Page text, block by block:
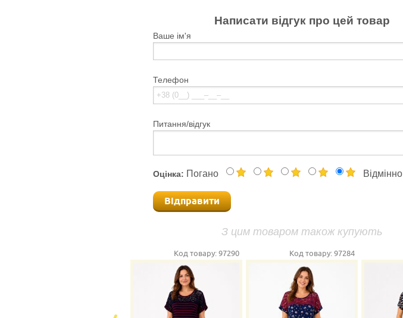
Написати відгук про цей товар
Ваше ім'я
Телефон
Питання/відгук
Оцінка: Погано Відмінно
Відправити
З цим товаром також купують
Код товару:97290 Код товару:97284